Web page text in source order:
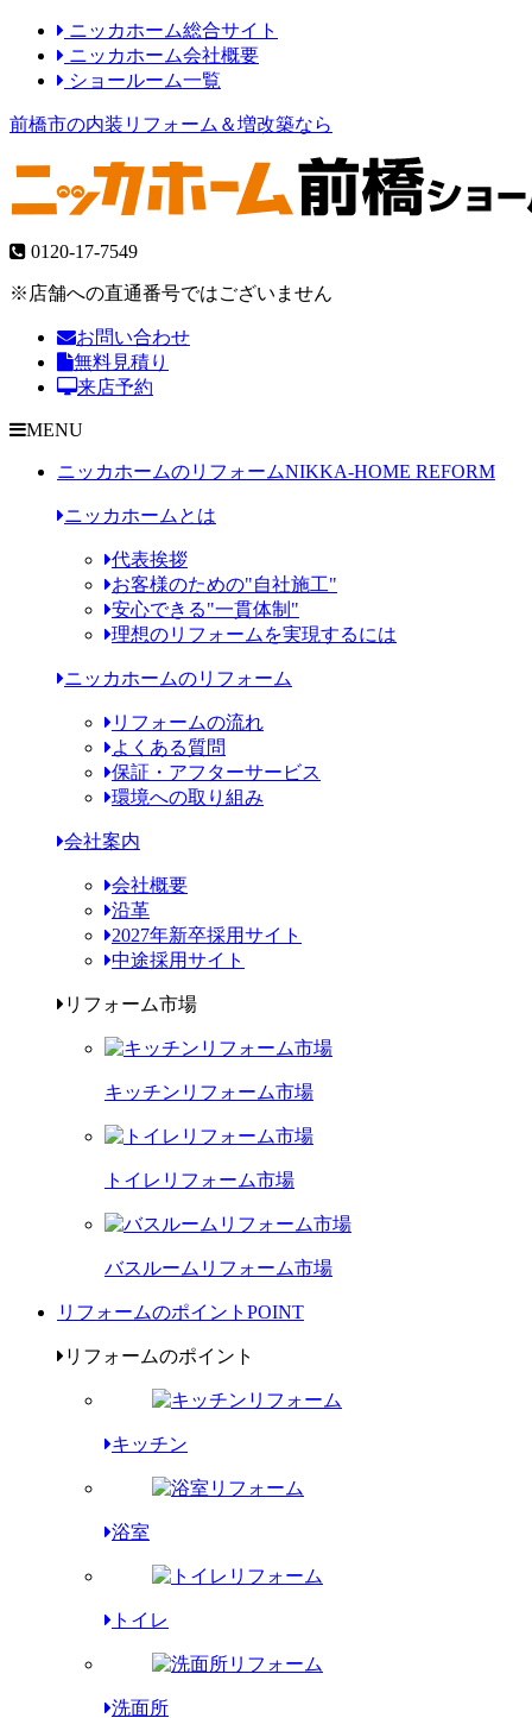
ニッカホーム総合サイト
ニッカホーム会社概要
ショールーム一覧
前橋市の内装リフォーム＆増改築なら
0120-17-7549
※店舗への直通番号ではございません
お問い合わせ
無料見積り
来店予約
MENU
ニッカホームのリフォームNIKKA-HOME REFORM
ニッカホームとは
代表挨拶
お客様のための"自社施工"
安心できる"一貫体制"
理想のリフォームを実現するには
ニッカホームのリフォーム
リフォームの流れ
よくある質問
保証・アフターサービス
環境への取り組み
会社案内
会社概要
沿革
2027年新卒採用サイト
中途採用サイト
リフォーム市場
キッチンリフォーム市場
トイレリフォーム市場
バスルームリフォーム市場
リフォームのポイント POINT
リフォームのポイント
キッチン
浴室
トイレ
洗面所